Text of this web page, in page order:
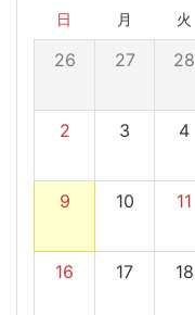
日 月 火
26 27 28
2 3 4
9 10 11
16 17 18